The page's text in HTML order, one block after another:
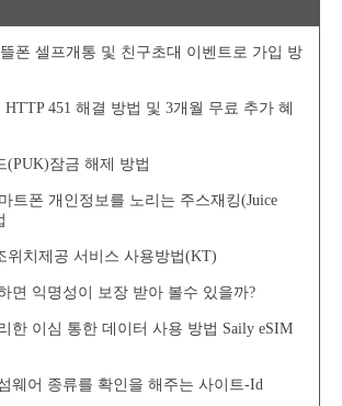
폰 셀프개통 및 친구초대 이벤트로 가입 방
451 해결 방법 및 3개월 무료 추가 혜
(PUK)잠금 해제 방법
트폰 개인정보를 노리는 주스재킹(Juice
위치제공 서비스 사용방법(KT)
면 익명성이 보장 받아 볼수 있을까?
한 이심 통한 데이터 사용 방법 Saily eSIM
웨어 종류를 확인을 해주는 사이트-Id